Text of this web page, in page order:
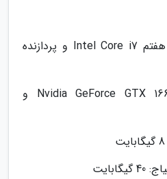
پردازنده اصلی: نسل هفتم Intel Core i7 و پردازنده
پردازنده گرافیکی: Nvidia GeForce GTX 1660 و